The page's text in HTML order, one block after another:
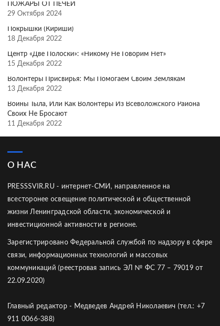
ПОЖАРЫ ОТ ПЕЧЕЙ
29 Октября 2024
Покрышки (Кириши)
18 Декабря 2022
Центр «Две Полоски»: «Никому Не Говорим Нет»
15 Декабря 2022
Волонтёры Присвирья: Мы Помогаем Своим Землякам
13 Декабря 2022
Воины Тыла, Или Как Волонтёры Из Всеволожского Района
Своих Не Бросают
11 Декабря 2022
О НАС
PRESSSVIR.RU - интернет-СМИ, направленное на
всесторонее освещение политической и общественной
жизни Ленинградской области, экономической и
инвестиционной активности в регионе.
Зарегистрировано Федеральной службой по надзору в сфере
связи, информационных технологий и массовых
коммуникаций (реестровая запись ЭЛ № ФС 77 – 79019 от
22.09.2020)
Главный редактор - Медведев Андрей Николаевич (тел.: +7
911 0066-388)